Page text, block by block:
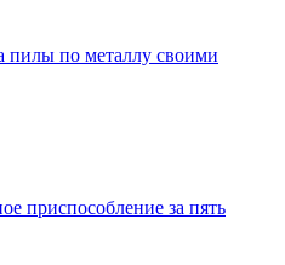
пилы по металлу своими
приспособление за пять